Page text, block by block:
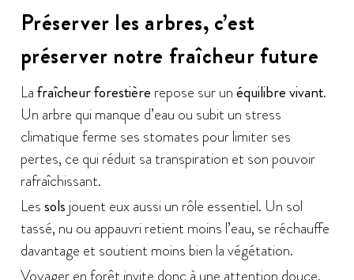
Préserver les arbres, c’est
préserver notre fraîcheur future
Lafraîcheur forestière repose sur unéquilibre vivant.
Un arbre qui manque d’eau ou subit un stress
climatique ferme ses stomates pour limiter ses
pertes, ce qui réduit sa transpiration et son pouvoir
rafraîchissant.
Lessols jouent eux aussi un rôle essentiel. Un sol
tassé, nu ou appauvri retient moins l’eau, se réchauffe
davantage et soutient moins bien la végétation.
Voyager en forêt invite donc à une attention douce.